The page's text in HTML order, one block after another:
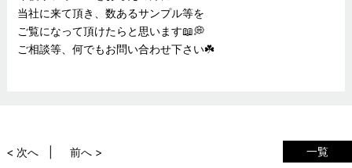
当社に来て頂き、数あるサンプル等を
ご覧になって頂けたらと思います📖💭
ご相談等、何でもお問い合わせ下さい☘️
一覧
< 次へ 前へ >